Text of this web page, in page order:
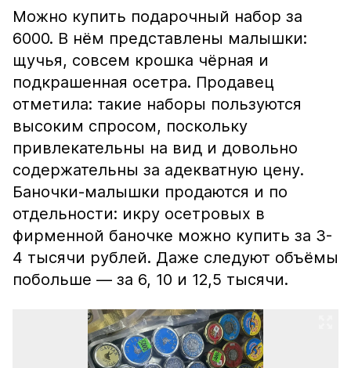
Можно купить подарочный набор за
6000. В нём представлены малышки:
щучья, совсем крошка чёрная и
подкрашенная осетра. Продавец
отметила: такие наборы пользуются
высоким спросом, поскольку
привлекательны на вид и довольно
содержательны за адекватную цену.
Баночки-малышки продаются и по
отдельности: икру осетровых в
фирменной баночке можно купить за 3-
4 тысячи рублей. Даже следуют объёмы
побольше — за 6, 10 и 12,5 тысячи.